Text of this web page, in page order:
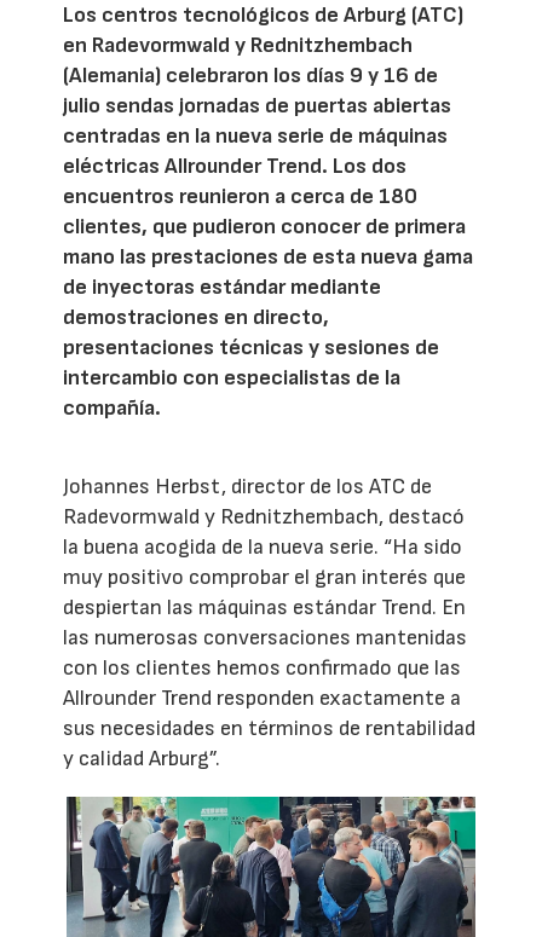
Los centros tecnológicos de Arburg (ATC)
en Radevormwald y Rednitzhembach
(Alemania) celebraron los días 9 y 16 de
julio sendas jornadas de puertas abiertas
centradas en la nueva serie de máquinas
eléctricas Allrounder Trend. Los dos
encuentros reunieron a cerca de 180
clientes, que pudieron conocer de primera
mano las prestaciones de esta nueva gama
de inyectoras estándar mediante
demostraciones en directo,
presentaciones técnicas y sesiones de
intercambio con especialistas de la
compañía.
Johannes Herbst, director de los ATC de
Radevormwald y Rednitzhembach, destacó
la buena acogida de la nueva serie. “Ha sido
muy positivo comprobar el gran interés que
despiertan las máquinas estándar Trend. En
las numerosas conversaciones mantenidas
con los clientes hemos confirmado que las
Allrounder Trend responden exactamente a
sus necesidades en términos de rentabilidad
y calidad Arburg”.